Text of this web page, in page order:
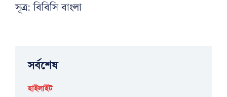
সূত্র: বিবিসি বাংলা
সর্বশেষ
হাইলাইট